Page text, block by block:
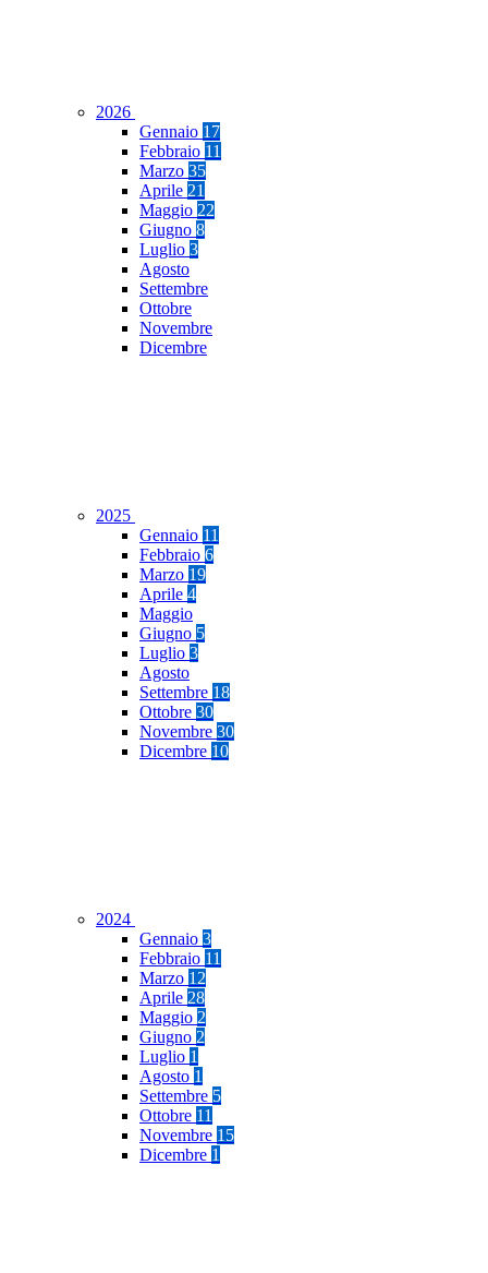
2026
Gennaio 17
Febbraio 11
Marzo 35
Aprile 21
Maggio 22
Giugno 8
Luglio 3
Agosto
Settembre
Ottobre
Novembre
Dicembre
2025
Gennaio 11
Febbraio 6
Marzo 19
Aprile 4
Maggio
Giugno 5
Luglio 3
Agosto
Settembre 18
Ottobre 30
Novembre 30
Dicembre 10
2024
Gennaio 3
Febbraio 11
Marzo 12
Aprile 28
Maggio 2
Giugno 2
Luglio 1
Agosto 1
Settembre 5
Ottobre 11
Novembre 15
Dicembre 1